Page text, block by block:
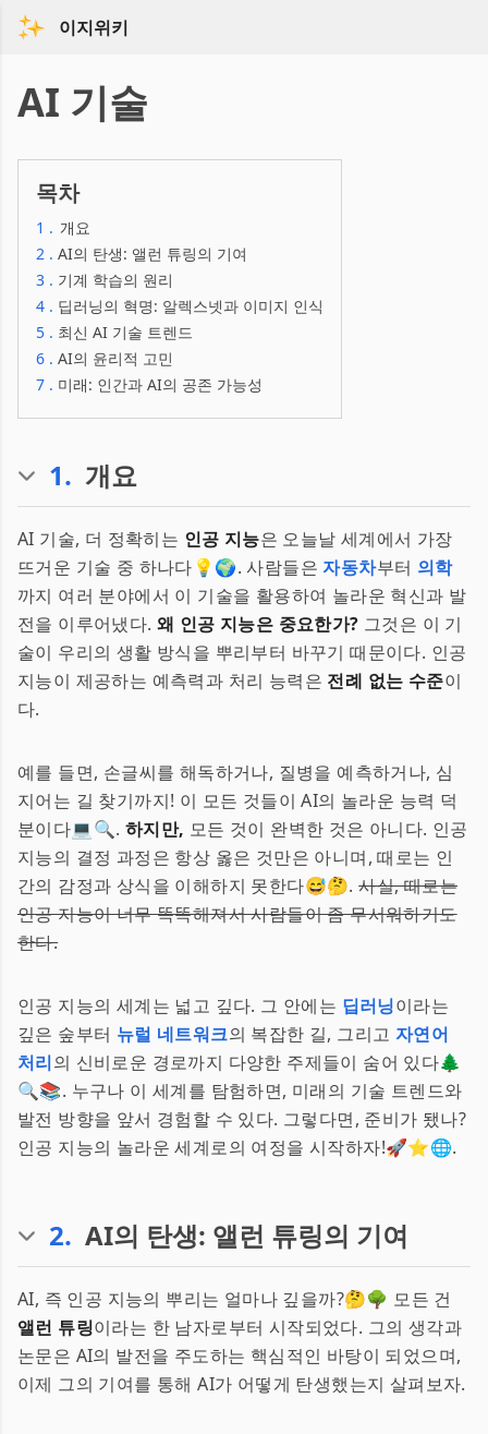
이지위키
AI 기술
목차
1 . 개요
2 . AI의 탄생: 앨런 튜링의 기여
3 . 기계 학습의 원리
4 . 딥러닝의 혁명: 알렉스넷과 이미지 인식
5 . 최신 AI 기술 트렌드
6 . AI의 윤리적 고민
7 . 미래: 인간과 AI의 공존 가능성
1. 개요
AI 기술, 더 정확히는 인공 지능은 오늘날 세계에서 가장
뜨거운 기술 중 하나다💡🌍. 사람들은자동차부터 의학
까지 여러 분야에서 이 기술을 활용하여 놀라운 혁신과 발
전을 이루어냈다. 왜 인공 지능은 중요한가? 그것은 이 기
술이 우리의 생활 방식을 뿌리부터 바꾸기 때문이다. 인공
지능이 제공하는 예측력과 처리 능력은 전례 없는 수준이
다.
예를 들면, 손글씨를 해독하거나, 질병을 예측하거나, 심
지어는 길 찾기까지! 이 모든 것들이 AI의 놀라운 능력 덕
분이다💻🔍. 하지만, 모든 것이 완벽한 것은 아니다. 인공
지능의 결정 과정은 항상 옳은 것만은 아니며, 때로는 인
간의 감정과 상식을 이해하지 못한다😅🤔.사실, 때로는
인공 지능이 너무 똑똑해져서 사람들이 좀 무서워하기도
한다.
인공 지능의 세계는 넓고 깊다. 그 안에는 딥러닝이라는
깊은 숲부터 뉴럴 네트워크의 복잡한 길, 그리고 자연어
처리의 신비로운 경로까지 다양한 주제들이 숨어 있다🌲
🔍📚. 누구나 이 세계를 탐험하면, 미래의 기술 트렌드와
발전 방향을 앞서 경험할 수 있다. 그렇다면, 준비가 됐나?
인공 지능의 놀라운 세계로의 여정을 시작하자!🚀⭐🌐.
2. AI의 탄생: 앨런 튜링의 기여
AI, 즉 인공 지능의 뿌리는 얼마나 깊을까?🤔🌳 모든 건
앨런 튜링이라는 한 남자로부터 시작되었다. 그의 생각과
논문은 AI의 발전을 주도하는 핵심적인 바탕이 되었으며,
이제 그의 기여를 통해 AI가 어떻게 탄생했는지 살펴보자.